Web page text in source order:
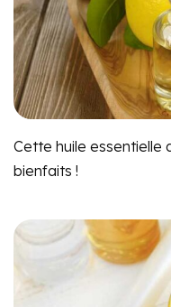
Cette huile essentielle
bienfaits !